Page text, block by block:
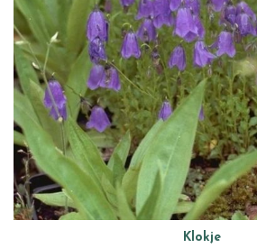
Klokje